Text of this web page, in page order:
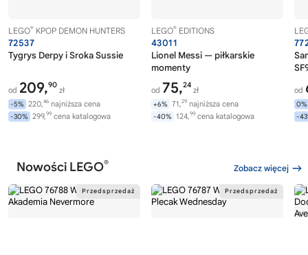
LEGO® KPOP DEMON HUNTERS
72537
Tygrys Derpy i Sroka Sussie
od 209,90
zł
-5% 220,46 najniższa cena
-30% 299,99 cena katalogowa
LEGO® EDITIONS
43011
Lionel Messi — piłkarskie
momenty
od 75,24
zł
+6% 71,29 najniższa cena
-40% 124,99 cena katalogowa
od
0%
-
Nowości LEGO® Zobacz więcej